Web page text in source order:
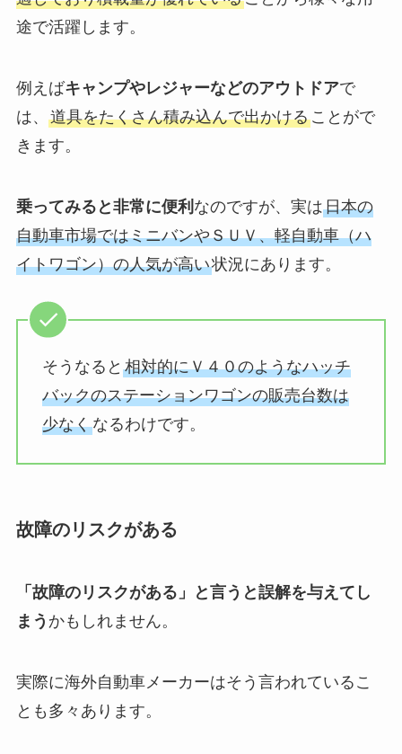
途で活躍します。
例えばキャンプやレジャーなどのアウトドアで
は、 道具をたくさん積み込んで出かけることがで
きます。
乗ってみると非常に便利 なのですが、実は日本の
自動車市場ではミニバンやＳＵＶ、軽自動車（ハ
イトワゴン）の人気が高い状況にあります。
そうなると 相対的にＶ４０のようなハッチ
バックのステーションワゴンの販売台数は
少なくなるわけです。
故障のリスクがある
「故障のリスクがある」と言うと誤解を与えてし
まう かもしれません。
実際に海外自動車メーカーはそう言われているこ
とも多々あります。